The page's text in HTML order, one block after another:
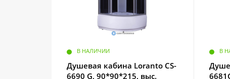
В НАЛИЧИИ
Душевая кабина Loranto CS-
6690 G, 90*90*215, выс.
В